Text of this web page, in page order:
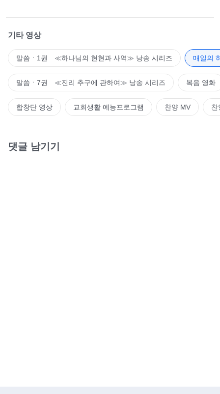
기타 영상
말씀ㆍ1권 ≪하나님의 현현과 사역≫ 낭송 시리즈 매일의
말씀ㆍ7권 ≪진리 추구에 관하여≫ 낭송 시리즈 복음 영화
합창단 영상 교회생활 예능프로그램 찬양 MV 찬
댓글 남기기